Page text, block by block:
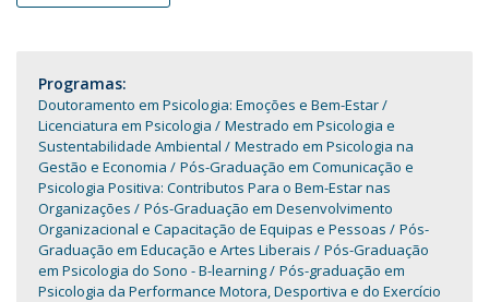
Programas:
Doutoramento em Psicologia: Emoções e Bem-Estar
Licenciatura em Psicologia
Mestrado em Psicologia e
Sustentabilidade Ambiental
Mestrado em Psicologia na
Gestão e Economia
Pós-Graduação em Comunicação e
Psicologia Positiva: Contributos Para o Bem-Estar nas
Organizações
Pós-Graduação em Desenvolvimento
Organizacional e Capacitação de Equipas e Pessoas
Pós-
Graduação em Educação e Artes Liberais
Pós-Graduação
em Psicologia do Sono - B-learning
Pós-graduação em
Psicologia da Performance Motora, Desportiva e do Exercício